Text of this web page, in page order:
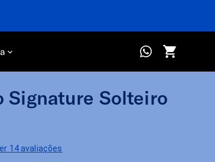
Signature Solteiro
14 avaliações